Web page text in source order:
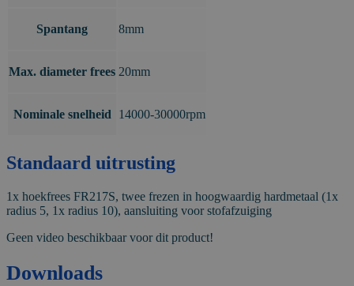
Spantang 8mm
Max. diameter frees 20mm
Nominale snelheid 14000-30000rpm
Standaard uitrusting
1x hoekfrees FR217S, twee frezen in hoogwaardig hardmetaal (1x
radius 5, 1x radius 10), aansluiting voor stofafzuiging
Geen video beschikbaar voor dit product!
Downloads